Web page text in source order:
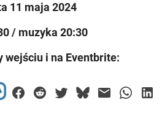
11 maja 2024
/ muzyka 20:30
wejściu i na Eventbrite: